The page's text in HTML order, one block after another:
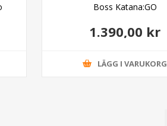
Boss Katana:GO
1.390,00 kr
LÄGG I VARUKORG